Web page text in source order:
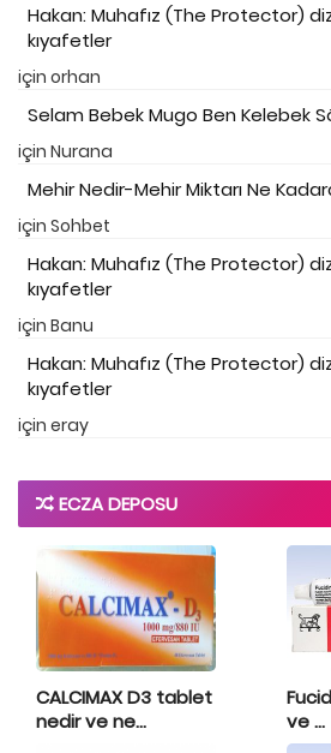
Hakan: Muhafız (The Protector)
kıyafetler
için orhan
Selam Bebek Mugo Ben Kelebek
için Nurana
Mehir Nedir-Mehir Miktarı Ne
için Sohbet
Hakan: Muhafız (The Protector)
kıyafetler
için Banu
Hakan: Muhafız (The Protector)
kıyafetler
için eray
ECZA DEPOSU
CALCIMAX D3 tablet
nedir ve ne...
ve ...